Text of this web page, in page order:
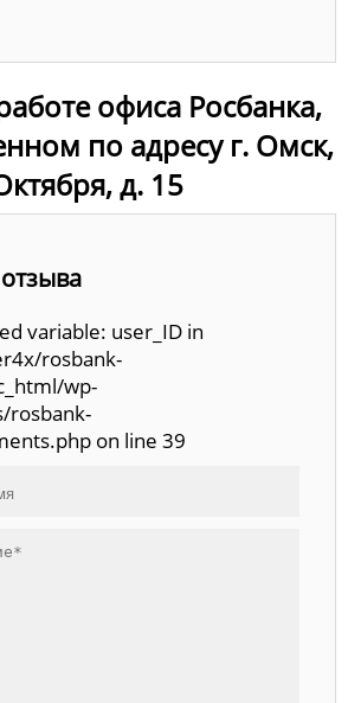
офиса Росбанка,
по адресу г. Омск,
д. 15
variable: user_ID in
rosbank-
wp-
rosbank-
on line 39